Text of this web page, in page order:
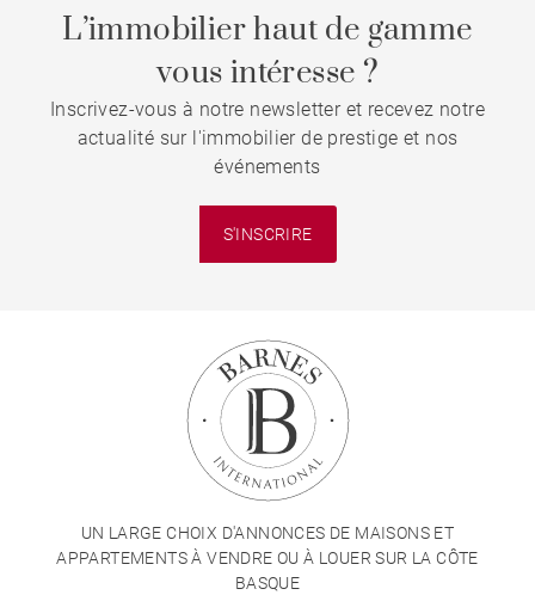
L’immobilier haut de gamme
vous intéresse ?
Inscrivez-vous à notre newsletter et recevez notre
actualité sur l'immobilier de prestige et nos
événements
S'INSCRIRE
UN LARGE CHOIX D'ANNONCES DE MAISONS ET
APPARTEMENTS À VENDRE OU À LOUER SUR LA CÔTE
BASQUE